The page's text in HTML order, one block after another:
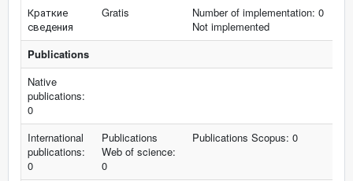
Краткие
сведения
Gratis
Number of implementation: 0
Not implemented
Publications
Native
publications:
0
International
publications:
0
Publications
Web of science:
0
Publications Scopus: 0